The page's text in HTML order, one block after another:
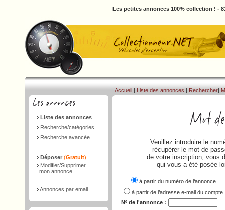
Les petites annonces 100% collection ! -
Liste des annonces
Recherche/catégories
Recherche avancée
Déposer (Gratuit)
Modifier/Supprimer
mon annonce
Annonces par email
Accueil | Liste des annonces | Rechercher|
Veuillez introduire le
récupérer le mot de
de votre inscription, vous
qui vous a été posée
à partir du numéro de l‘annonce
à partir de l’adresse e-mail du compte
Nº de l'annonce :